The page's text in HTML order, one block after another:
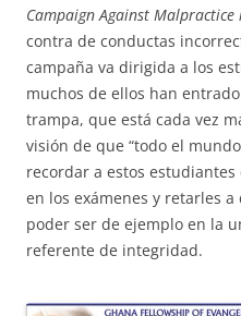
Campaign Against
contra de conductas
campaña va dirigida a los
muchos de ellos han
trampa, que está cada vez
visión de que “todo el
recordar a estos
en los exámenes y retarles
poder ser de ejemplo en la
referente de integridad.